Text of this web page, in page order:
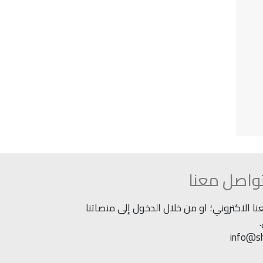
معنا
الاكتروني؛ او من خلال الدخول إلى منصاتنا